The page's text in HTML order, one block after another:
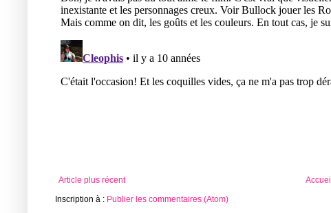
Article plus récent
Accueil
Inscription à : Publier les commentaires (Atom)